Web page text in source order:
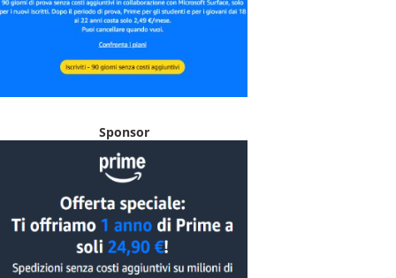
Sponsor